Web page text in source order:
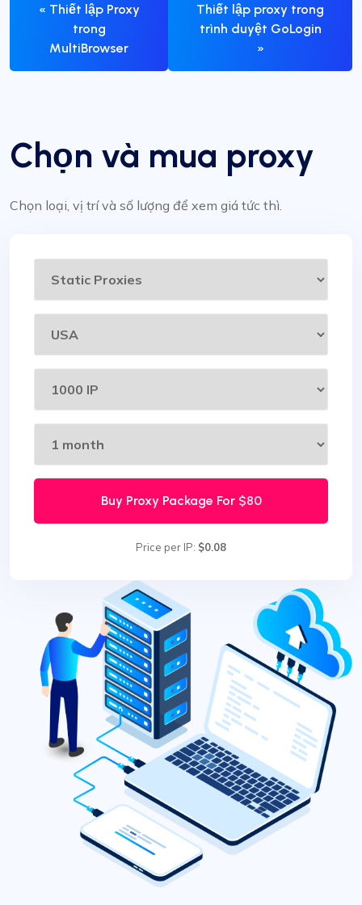
« Thiết lập Proxy
trong
MultiBrowser
Thiết lập proxy trong
trình duyệt GoLogin
»
Chọn và mua proxy
Chọn loại, vị trí và số lượng để xem giá tức thì.
Buy Proxy Package For $80
Price per IP: $0.08